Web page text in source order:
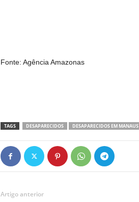
Fonte: Agência Amazonas
TAGS DESAPARECIDOS DESAPARECIDOS EM MANAUS
Artigo anterior